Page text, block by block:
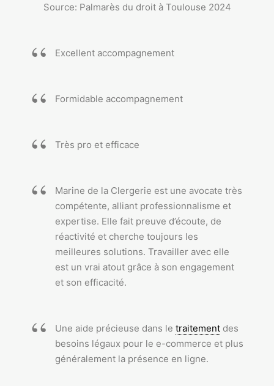
Source: Palmarès du droit à Toulouse 2024
Excellent accompagnement
Formidable accompagnement
Très pro et efficace
Marine de la Clergerie est une avocate très
compétente, alliant professionnalisme et
expertise. Elle fait preuve d’écoute, de
réactivité et cherche toujours les
meilleures solutions. Travailler avec elle
est un vrai atout grâce à son engagement
et son efficacité.
Une aide précieuse dans le traitement des
besoins légaux pour le e-commerce et plus
généralement la présence en ligne.